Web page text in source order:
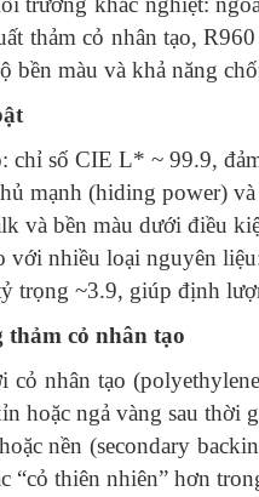
thảm cỏ nhân tạo,
bền màu và khả năng
chỉ số CIE L* ~ 99.9,
mạnh (hiding power)
và bền màu dưới điều
với nhiều loại nguyên
trọng ~3.9, giúp định
cỏ nhân tạo
cỏ nhân tạo
hoặc ngả vàng sau thời
nền (secondary
“cỏ thiên nhiên” hơn